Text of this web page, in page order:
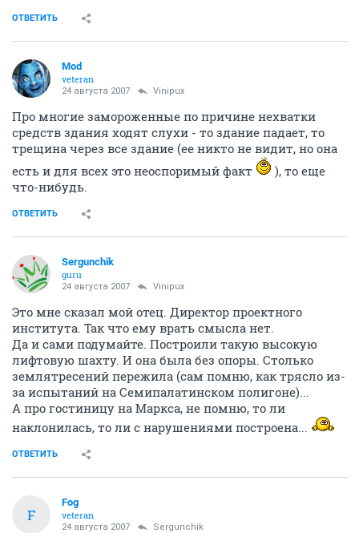
ОТВЕТИТЬ
Mod
veteran
24 августа 2007 Vinipux
Про многие замороженные по причине нехватки
средств здания ходят слухи - то здание падает, то
трещина через все здание (ее никто не видит, но она
есть и для всех это неоспоримый факт
), то еще
что-нибудь.
ОТВЕТИТЬ
Sergunchik
guru
24 августа 2007 Vinipux
Это мне сказал мой отец. Директор проектного
института. Так что ему врать смысла нет.
Да и сами подумайте. Построили такую высокую
лифтовую шахту. И она была без опоры. Столько
землятресений пережила (сам помню, как трясло из-
за испытаний на Семипалатинском полигоне)...
А про гостиницу на Маркса, не помню, то ли
наклонилась, то ли с нарушениями построена...
ОТВЕТИТЬ
F
Fоg
veteran
24 августа 2007 Sergunchik